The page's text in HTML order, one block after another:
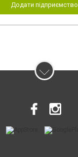
Додати підприємство